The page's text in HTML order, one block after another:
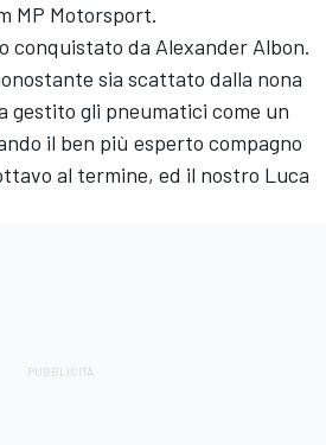
MP Motorsport.
conquistato da Alexander Albon.
sia scattato dalla nona
gestito gli pneumatici come un
il ben più esperto compagno
al termine, ed il nostro Luca